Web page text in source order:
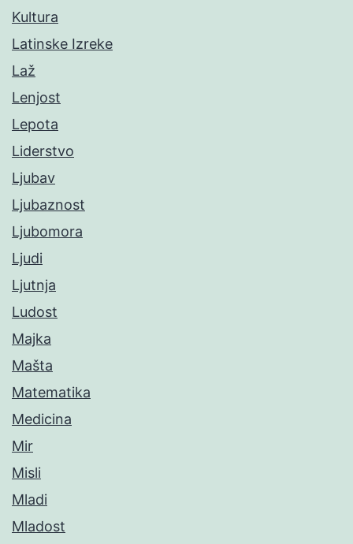
Kultura
Latinske Izreke
Laž
Lenjost
Lepota
Liderstvo
Ljubav
Ljubaznost
Ljubomora
Ljudi
Ljutnja
Ludost
Majka
Mašta
Matematika
Medicina
Mir
Misli
Mladi
Mladost